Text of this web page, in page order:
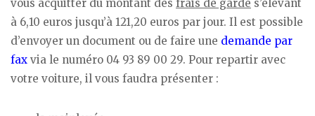
vous acquitter du montant des frais de garde s’élevant
à 6,10 euros jusqu’à 121,20 euros par jour. Il est possible
d’envoyer un document ou de faire une demande par
fax via le numéro 04 93 89 00 29. Pour repartir avec
votre voiture, il vous faudra présenter :